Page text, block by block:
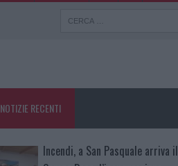
NOTIZIE RECENTI
Incendi, a San Pasquale arriva il